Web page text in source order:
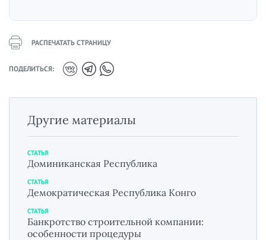
РАСПЕЧАТАТЬ СТРАНИЦУ
ПОДЕЛИТЬСЯ:
Другие материалы
СТАТЬЯ
Доминиканская Республика
СТАТЬЯ
Демократическая Республика Конго
СТАТЬЯ
Банкротство строительной компании:
особенности процедуры